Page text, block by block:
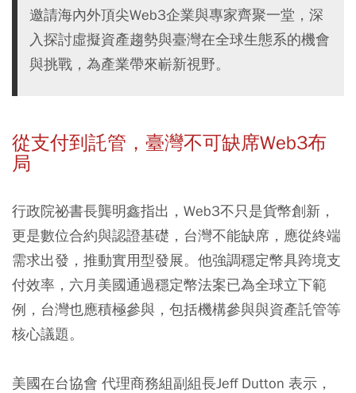
邀請海內外頂尖Web3企業與專家齊聚一堂，深
入探討虛擬資產趨勢與臺灣在全球生態系的機會
與挑戰，為產業帶來嶄新視野。
從支付到託管，臺灣不可缺席Web3布
局
行政院祕書長龔明鑫指出，Web3不只是貨幣創新，
更是數位合約與認證基礎，台灣不能缺席，應從終端
需求出發，推動實用型發展。他強調穩定幣具跨境支
付效率，六月美國通過穩定幣法案已為全球立下範
例，台灣也應積極參與，包括機構參與與資產託管等
核心議題。
美國在台協會 代理商務組副組長Jeff Dutton 表示，